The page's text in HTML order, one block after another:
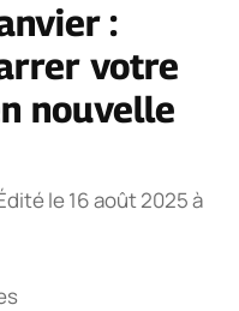
:
votre
nouvelle
le 16 août 2025 à